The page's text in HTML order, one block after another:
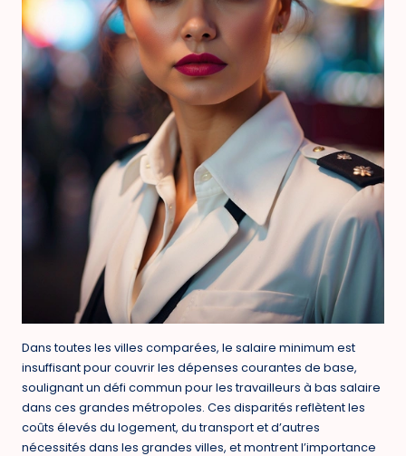
Dans toutes les villes comparées, le salaire minimum est
insuffisant pour couvrir les dépenses courantes de base,
soulignant un défi commun pour les travailleurs à bas salaire
dans ces grandes métropoles. Ces disparités reflètent les
coûts élevés du logement, du transport et d’autres
nécessités dans les grandes villes, et montrent l’importance